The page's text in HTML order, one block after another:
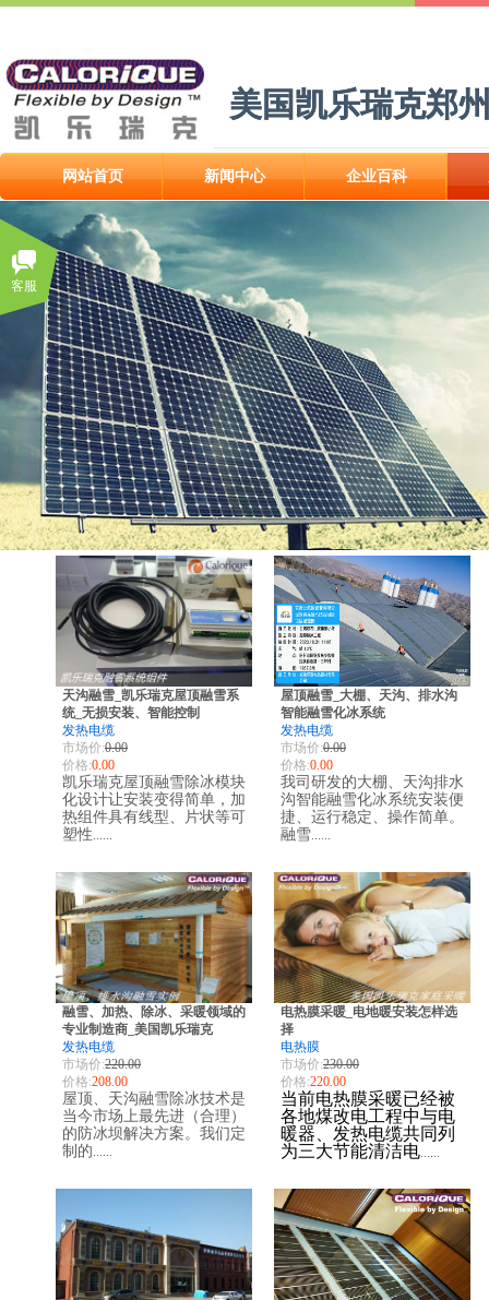
美国凯乐瑞克郑
美国凯乐瑞克郑
网站首页 新闻中心 企业百科
网站首页 新闻中心 企业百科
天沟融雪_凯乐瑞克屋顶融雪系
统_无损安装、智能控制
发热电缆
市场价:0.00
价格:0.00
凯乐瑞克屋顶融雪除冰模块
化设计让安装变得简单，加
热组件具有线型、片状等可
塑性......
屋顶融雪_大棚、天沟、排水沟
智能融雪化冰系统
发热电缆
市场价:0.00
价格:0.00
我司研发的大棚、天沟排水
沟智能融雪化冰系统安装便
捷、运行稳定、操作简单。
融雪......
融雪、加热、除冰、采暖领域的
专业制造商_美国凯乐瑞克
发热电缆
市场价:220.00
价格:208.00
屋顶、天沟融雪除冰技术是
当今市场上最先进（合理）
的防冰坝解决方案。我们定
制的......
电热膜采暖_电地暖安装怎样选
择
电热膜
市场价:230.00
价格:220.00
当前电热膜采暖已经被
各地煤改电工程中与电
暖器、发热电缆共同列
为三大节能清洁电......
客服